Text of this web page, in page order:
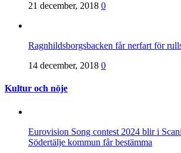
21 december, 2018 0
Ragnhildsborgsbacken får nerfart för
14 december, 2018 0
Kultur och nöje
Eurovision Song contest 2024 blir i
Södertälje kommun får bestämma